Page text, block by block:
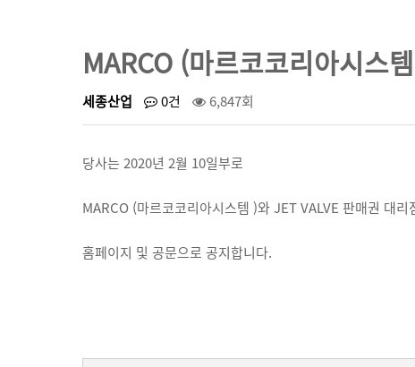
MARCO (마르코코리아시스
세종산업 0건 6,847회
당사는 2020년 2월 10일부로
MARCO (마르코코리아시스템 )와 JET VALVE 판매권 대리
홈페이지 및 공문으로 공지합니다.